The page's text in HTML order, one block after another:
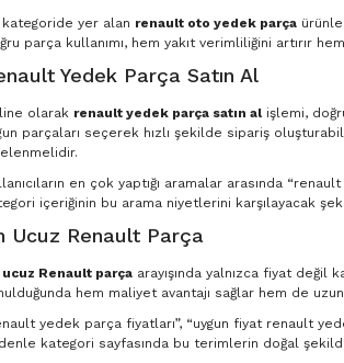
kategoride yer alan renault oto yedek parça
parça kullanımı, hem yakıt verimliliğini artırır
Yedek Parça Satın Al
olarak renault yedek parça satın al işlemi,
parçaları seçerek hızlı şekilde sipariş
en çok yaptığı aramalar arasında
içeriğinin bu arama niyetlerini karşılayacak
Ucuz Renault Parça
ucuz Renault parça arayışında yalnızca fiyat
hem maliyet avantajı sağlar hem de
yedek parça fiyatları”, “uygun fiyat renault
kategori sayfasında bu terimlerin doğal